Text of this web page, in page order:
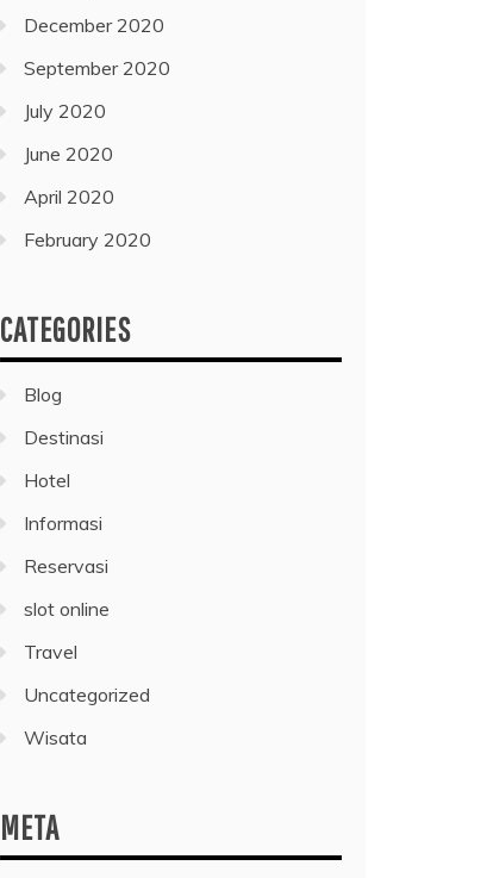
December 2020
September 2020
July 2020
June 2020
April 2020
February 2020
CATEGORIES
Blog
Destinasi
Hotel
Informasi
Reservasi
slot online
Travel
Uncategorized
Wisata
META